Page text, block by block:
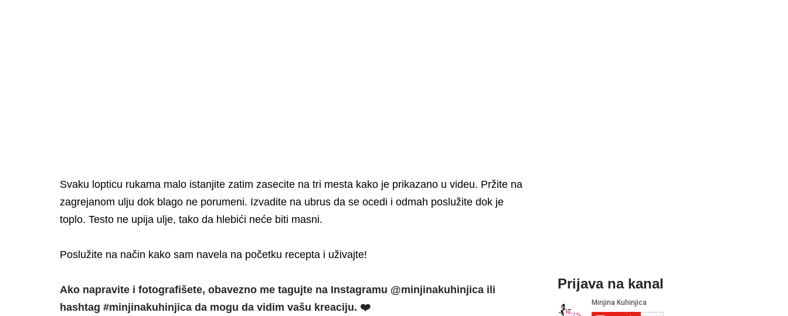
Svaku lopticu rukama malo istanjite zatim zasecite na tri mesta kako je prikazano u videu. Pržite na
zagrejanom ulju dok blago ne porumeni. Izvadite na ubrus da se ocedi i odmah poslužite dok je
toplo. Testo ne upija ulje, tako da hlebići neće biti masni.
Poslužite na način kako sam navela na početku recepta i uživajte!
Ako napravite i fotografišete, obavezno me tagujte na Instagramu @minjinakuhinjica ili
hashtag #minjinakuhinjica da mogu da vidim vašu kreaciju. ❤️
Prijava na kanal